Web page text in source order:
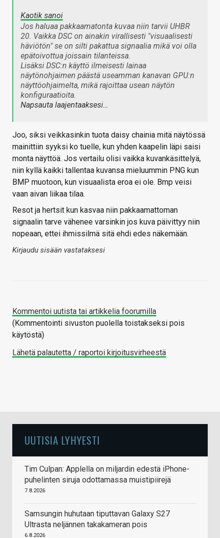
Kaotik sanoi
Jos haluaa pakkaamatonta kuvaa niin tarvii UHBR
20. Vaikka DSC on ainakin virallisesti "visuaalisesti
häviötön" se on silti pakattua signaalia mikä voi olla
epätoivottua joissain tilanteissa.
Lisäksi DSC:n käyttö ilmeisesti lainaa
näytönohjaimen päästä useamman kanavan GPU:n
näyttöohjaimelta, mikä rajoittaa usean näytön
konfiguraatioita.
Napsauta laajentaaksesi…
Joo, siksi veikkasinkin tuota daisy chainia mitä näytössä
mainittiin syyksi ko tuelle, kun yhden kaapelin läpi saisi
monta näyttöä. Jos vertailu olisi vaikka kuvankäsittelyä,
niin kyllä kaikki tallentaa kuvansa mieluummin PNG kun
BMP muotoon, kun visuaalista eroa ei ole. Bmp veisi
vaan aivan liikaa tilaa.
Resot ja hertsit kun kasvaa niin pakkaamattoman
signaalin tarve vähenee varsinkin jos kuva päivittyy niin
nopeaan, ettei ihmissilmä sitä ehdi edes näkemään.
Kirjaudu sisään vastataksesi
Kommentoi uutista tai artikkelia foorumilla
(Kommentointi sivuston puolella toistakseksi pois
käytöstä)
Lähetä palautetta / raportoi kirjoitusvirheestä
UUTISIA LYHYESTI
Tim Culpan: Applella on miljardin edestä iPhone-
puhelinten siruja odottamassa muistipiirejä
7.8.2026
Samsungin huhutaan tiputtavan Galaxy S27
Ultrasta neljännen takakameran pois
6.8.2026